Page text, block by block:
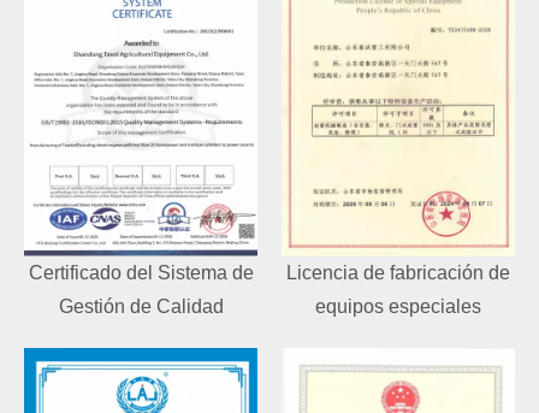
Certificado del Sistema de
Gestión de Calidad
Licencia de fabricación de
equipos especiales